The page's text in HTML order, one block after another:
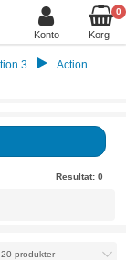
Konto
0
Korg
3 Action
Resultat: 0